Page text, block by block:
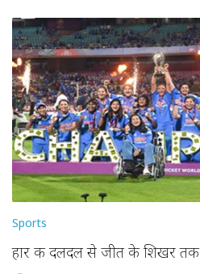
Sports
हार की दलदल से जीत के शिखर तक